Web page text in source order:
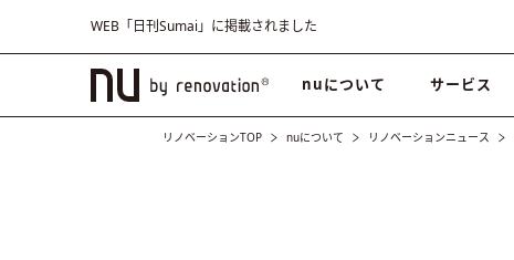
WEB「日刊Sumai」に掲載されました
nuについて サービス
リノベーションTOP nuについて リノベーションニュース